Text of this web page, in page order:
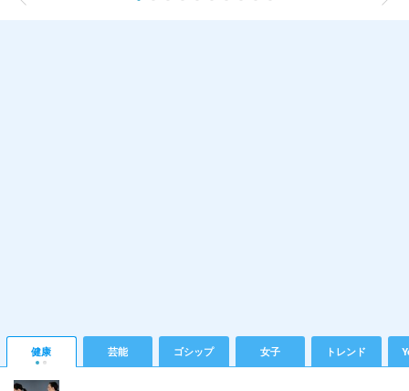
健康 芸能 ゴシップ 女子 トレンド